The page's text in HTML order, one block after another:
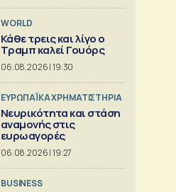
WORLD
Κάθε τρεις και λίγο ο
Τραμπ καλεί Γουόρς
06.08.2026 | 19:30
ΕΥΡΩΠΑΪΚΑ ΧΡΗΜΑΤΙΣΤΗΡΙΑ
Νευρικότητα και στάση
αναμονής στις
ευρωαγορές
06.08.2026 | 19:27
BUSINESS